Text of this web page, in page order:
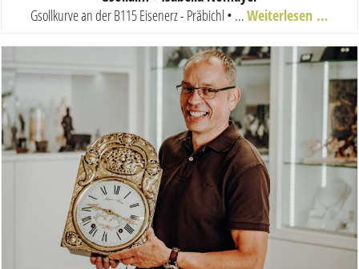
Gsollkurve an der B115 Eisenerz - Präbichl • ...Weiterlesen …